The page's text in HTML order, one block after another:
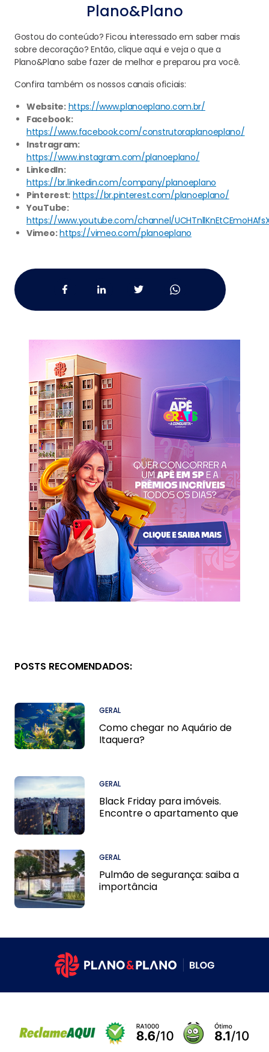
Plano&Plano
Gostou do conteúdo? Ficou interessado em saber mais
sobre decoração? Então, clique aqui e veja o que a
Plano&Plano sabe fazer de melhor e preparou pra você.
Confira também os nossos canais oficiais:
Website: https://www.planoeplano.com.br/
Facebook:
https://www.facebook.com/construtoraplanoeplano/
Instragram:
https://www.instagram.com/planoeplano/
LinkedIn:
https://br.linkedin.com/company/planoeplano
Pinterest: https://br.pinterest.com/planoeplano/
YouTube:
https://www.youtube.com/channel/
Vimeo:https://vimeo.com/planoeplano
POSTS RECOMENDADOS:
GERAL
Como chegar no Aquário de
Itaquera?
GERAL
Black Friday para imóveis.
Encontre o apartamento que
GERAL
Pulmão de segurança: saiba a
importância